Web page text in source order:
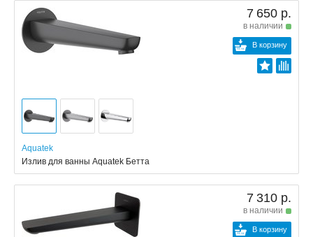
7 650 р.
в наличии
В корзину
Aquatek
Излив для ванны Aquatek Бетта
7 310 р.
в наличии
В корзину